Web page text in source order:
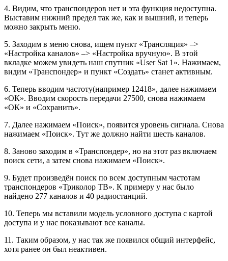
4. Видим, что транспондеров нет и эта функция недоступна.
Выставим нижний предел так же, как и вышний, и теперь
можно закрыть меню.
5. Заходим в меню снова, ищем пункт «Трансляция» –>
«Настройка каналов» –> «Настройка вручную». В этой
вкладке можем увидеть наш спутник «User Sat 1». Нажимаем,
видим «Транспондер» и пункт «Создать» станет активным.
6. Теперь вводим частоту(например 12418», далее нажимаем
«ОК». Вводим скорость передачи 27500, снова нажимаем
«ОК» и «Сохранить».
7. Далее нажимаем «Поиск», появится уровень сигнала. Снова
нажимаем «Поиск». Тут же должно найти шесть каналов.
8. Заново заходим в «Транспондер», но на этот раз включаем
поиск сети, а затем снова нажимаем «Поиск».
9. Будет произведён поиск по всем доступным частотам
транспондеров «Триколор ТВ». К примеру у нас было
найдено 277 каналов и 40 радиостанций.
10. Теперь мы вставили модель условного доступа с картой
доступа и у нас показывают все каналы.
11. Таким образом, у нас так же появился общий интерфейс,
хотя ранее он был неактивен.